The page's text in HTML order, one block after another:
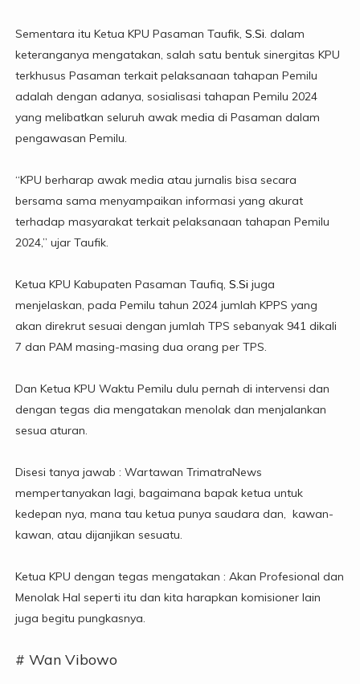
Sementara itu Ketua KPU Pasaman Taufik, S.Si. dalam
keteranganya mengatakan, salah satu bentuk sinergitas KPU
terkhusus Pasaman terkait pelaksanaan tahapan Pemilu
adalah dengan adanya, sosialisasi tahapan Pemilu 2024
yang melibatkan seluruh awak media di Pasaman dalam
pengawasan Pemilu.
“KPU berharap awak media atau jurnalis bisa secara
bersama sama menyampaikan informasi yang akurat
terhadap masyarakat terkait pelaksanaan tahapan Pemilu
2024,” ujar Taufik.
Ketua KPU Kabupaten Pasaman Taufiq, S.Si juga
menjelaskan, pada Pemilu tahun 2024 jumlah KPPS yang
akan direkrut sesuai dengan jumlah TPS sebanyak 941 dikali
7 dan PAM masing-masing dua orang per TPS.
Dan Ketua KPU Waktu Pemilu dulu pernah di intervensi dan
dengan tegas dia mengatakan menolak dan menjalankan
sesua aturan.
Disesi tanya jawab : Wartawan TrimatraNews
mempertanyakan lagi, bagaimana bapak ketua untuk
kedepan nya, mana tau ketua punya saudara dan, kawan-
kawan, atau dijanjikan sesuatu.
Ketua KPU dengan tegas mengatakan : Akan Profesional dan
Menolak Hal seperti itu dan kita harapkan komisioner lain
juga begitu pungkasnya.
# Wan Vibowo